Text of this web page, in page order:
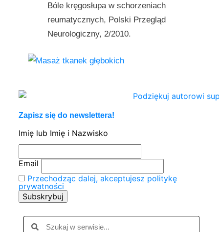
Bóle kręgosłupa w schorzeniach
reumatycznych, Polski Przegląd
Neurologiczny, 2/2010.
Zapisz się do newslettera!
Imię lub Imię i Nazwisko
Email
Przechodząc dalej, akceptujesz politykę
prywatności